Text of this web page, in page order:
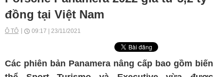
đồng tại Việt Nam
Ô TÔ 09:17 | 23/11/2021
Các phiên bản Panamera nâng cấp bao gồm biến